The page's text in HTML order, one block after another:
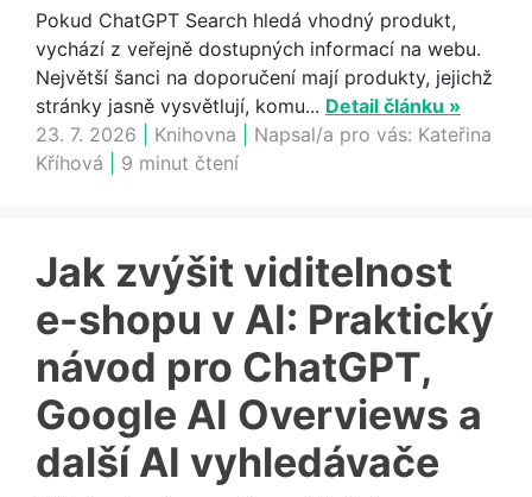
Pokud ChatGPT Search hledá vhodný produkt,
vychází z veřejně dostupných informací na webu.
Největší šanci na doporučení mají produkty, jejichž
stránky jasně vysvětlují, komu... Detail článku »
23. 7. 2026
Knihovna Napsal/a pro vás: Kateřina
Kříhová
9 minut čtení
Jak zvýšit viditelnost
e-shopu v AI: Praktický
návod pro ChatGPT,
Google AI Overviews a
další AI vyhledávače